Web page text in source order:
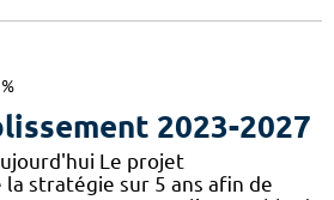
2023-2027
Le projet
stratégie sur 5 ans afin de